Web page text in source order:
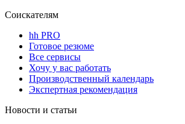
Соискателям
hh PRO
Готовое резюме
Все сервисы
Хочу у вас работать
Производственный календарь
Экспертная рекомендация
Новости и статьи